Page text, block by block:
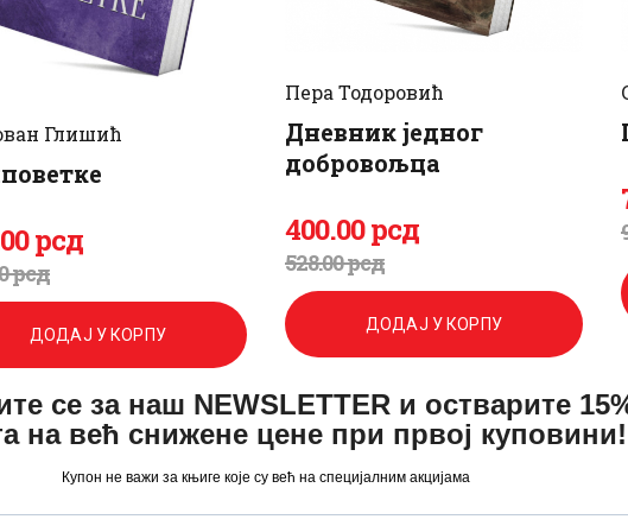
Глишић
рсд
00рсд
ДОДАЈ У КОРПУ
Пера Тодоровић
Дневник једног
добровољца
528.00рсд
Оригинална
цена
је
била:
528.
0
400.00рсд
Тренутна
цена
је:
400.
0
0
ДОДАЈ У КОРПУ
0
се за наш NEWSLETTER и остварите
на већ снижене цене при првој куповини!
Купон не важи за књиге које су већ на специјалним акцијама